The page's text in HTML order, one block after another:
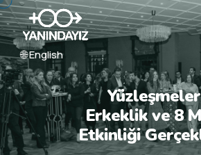
🌐 English
Erkeklik ve 8
Etkinliği